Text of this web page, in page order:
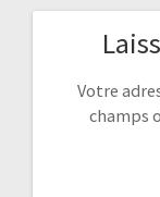
Votre
champs